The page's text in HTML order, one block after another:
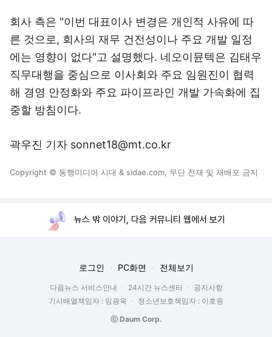
회사 측은 "이번 대표이사 변경은 개인적 사유에 따
른 것으로, 회사의 재무 건전성이나 주요 개발 일정
에는 영향이 없다"고 설명했다. 네오이뮨텍은 김태우
직무대행을 중심으로 이사회와 주요 임원진이 협력
해 경영 안정화와 주요 파이프라인 개발 가속화에 집
중할 방침이다.
곽우진 기자 sonnet18@mt.co.kr
Copyright © 동행미디어 시대 & sidae.com, 무단 전재 및 재배포 금지
뉴스 밖 이야기, 다음 커뮤니티 웹에서 보기
로그인 PC화면 전체보기
다음뉴스 서비스안내 24시간 뉴스센터
공지사항
기사배열책임자 : 임광욱
청소년보호책임자 : 이호원
ⓒ Daum Corp.